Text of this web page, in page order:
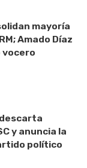
mayoría
Amado Díaz
vocero
y anuncia la
político